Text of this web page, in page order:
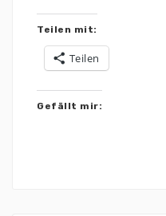
Teilen mit:
Teilen
Gefällt mir: